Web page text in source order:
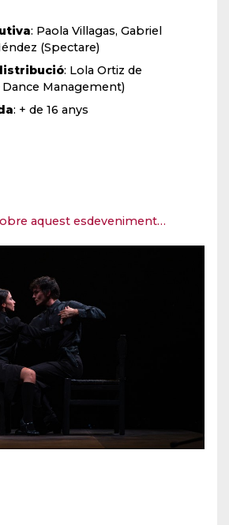
: Paola Villagas, Gabriel
(Spectare)
: Lola Ortiz de
Management)
: + de 16 anys
aquest esdeveniment…